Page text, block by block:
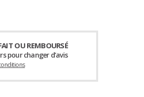
OU REMBOURSÉ
pour changer d’avis